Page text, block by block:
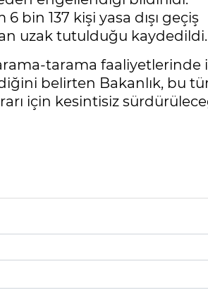
bin 137 kişi yasa dışı geçiş
uzak tutulduğu kaydedildi.
tarama faaliyetlerinde
belirten Bakanlık, bu
için kesintisiz